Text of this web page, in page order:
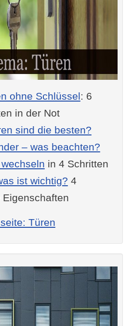
ohne Schlüssel: 6
in der Not
sind die besten?
– was beachten?
in 4 Schritten
ist wichtig? 4
Türen